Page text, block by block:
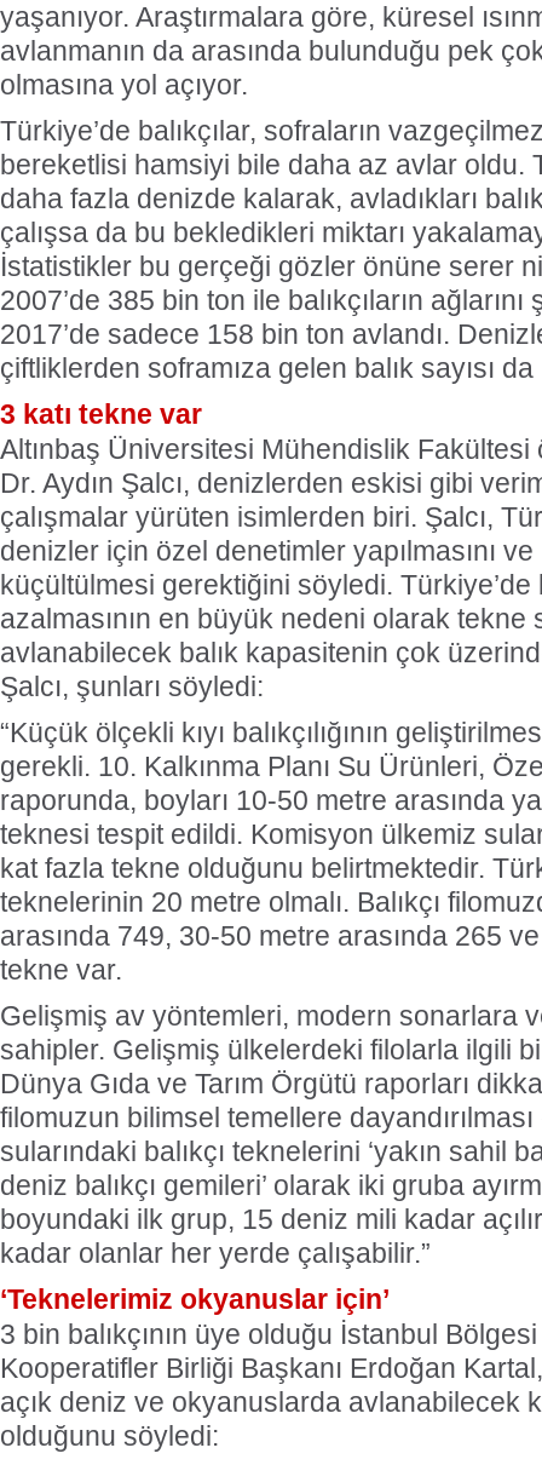
yaşanıyor. Araştırmalara göre, küresel
avlanmanın da arasında bulunduğu pek
olmasına yol açıyor.
Türkiye’de balıkçılar, sofraların
bereketlisi hamsiyi bile daha az avlar oldu.
daha fazla denizde kalarak, avladıkları
çalışsa da bu bekledikleri miktarı
İstatistikler bu gerçeği gözler önüne serer
2007’de 385 bin ton ile balıkçıların
2017’de sadece 158 bin ton avlandı.
çiftliklerden soframıza gelen balık sayısı
3 katı tekne var
Altınbaş Üniversitesi Mühendislik
Dr. Aydın Şalcı, denizlerden eskisi gibi
çalışmalar yürüten isimlerden biri. Şalcı,
denizler için özel denetimler yapılmasını ve
küçültülmesi gerektiğini söyledi. Türkiye’de
azalmasının en büyük nedeni olarak tekne
avlanabilecek balık kapasitenin çok
Şalcı, şunları söyledi:
“Küçük ölçekli kıyı balıkçılığının
gerekli. 10. Kalkınma Planı Su Ürünleri,
raporunda, boyları 10-50 metre arasında
teknesi tespit edildi. Komisyon ülkemiz
kat fazla tekne olduğunu belirtmektedir.
teknelerinin 20 metre olmalı. Balıkçı
arasında 749, 30-50 metre arasında 265
tekne var.
Gelişmiş av yöntemleri, modern sonarlara
sahipler. Gelişmiş ülkelerdeki filolarla ilgili
Dünya Gıda ve Tarım Örgütü raporları
filomuzun bilimsel temellere
sularındaki balıkçı teknelerini ‘yakın sahil
deniz balıkçı gemileri’ olarak iki gruba
boyundaki ilk grup, 15 deniz mili kadar
kadar olanlar her yerde çalışabilir.”
‘Teknelerimiz okyanuslar için’
3 bin balıkçının üye olduğu İstanbul
Kooperatifler Birliği Başkanı Erdoğan
açık deniz ve okyanuslarda avlanabilecek
olduğunu söyledi: